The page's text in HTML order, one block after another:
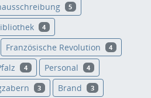
5
4
Französische Revolution 4
4 Personal 4
3 Brand 3